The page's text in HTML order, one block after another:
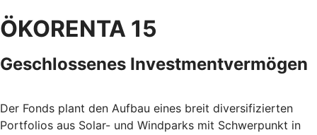
ÖKORENTA 15
Geschlossenes Investmentvermögen
Der Fonds plant den Aufbau eines breit diversifizierten
Portfolios aus Solar- und Windparks mit Schwerpunkt in